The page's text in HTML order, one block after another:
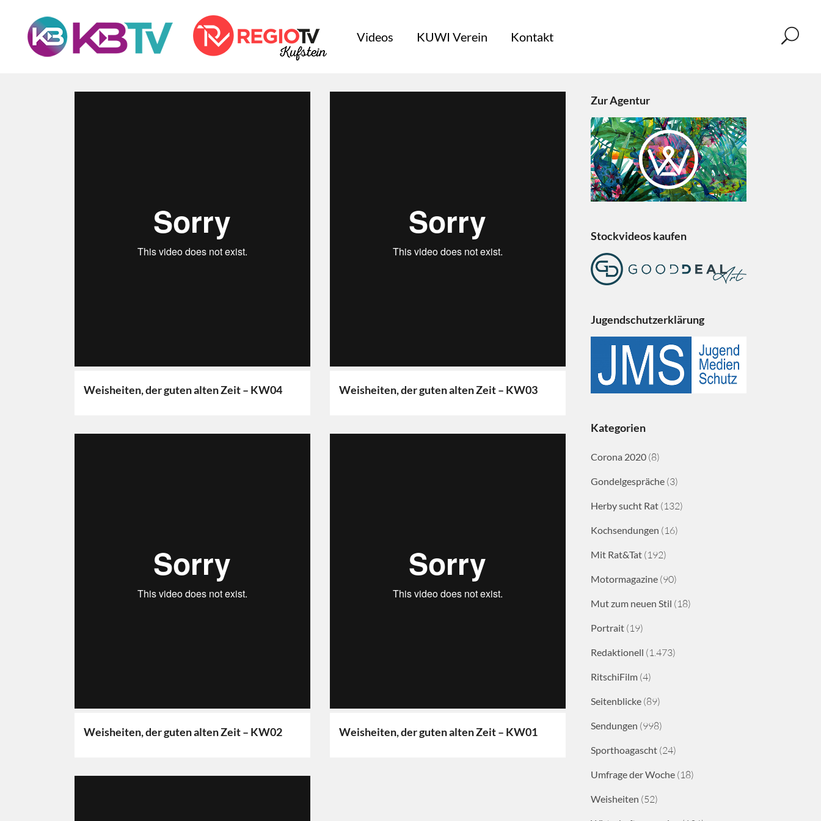
Videos KUWI Verein Kontakt
Weisheiten, der guten alten Zeit – KW04 Weisheiten, der guten alten Zeit – KW03
Weisheiten, der guten alten Zeit – KW02 Weisheiten, der guten alten Zeit – KW01
Zur Agentur
Stockvideos kaufen
Jugendschutzerklärung
Kategorien
Corona 2020 (8)
Gondelgespräche (3)
Herby sucht Rat (132)
Kochsendungen (16)
Mit Rat&Tat (192)
Motormagazine (90)
Mut zum neuen Stil (18)
Portrait (19)
Redaktionell (1.473)
RitschiFilm (4)
Seitenblicke (89)
Sendungen (998)
Sporthoagascht (24)
Umfrage der Woche (18)
Weisheiten (52)